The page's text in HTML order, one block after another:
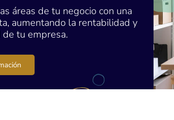
áreas de tu negocio con una
aumentando la rentabilidad y
tu empresa.